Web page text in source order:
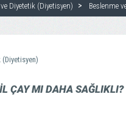
Diyetetik (Diyetisyen) Beslenme
ÇAY MI DAHA SAĞLIKLI?